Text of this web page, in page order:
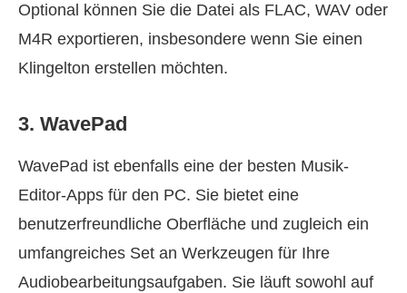
Optional können Sie die Datei als FLAC, WAV oder
M4R exportieren, insbesondere wenn Sie einen
Klingelton erstellen möchten.
3. WavePad
WavePad ist ebenfalls eine der besten Musik-
Editor-Apps für den PC. Sie bietet eine
benutzerfreundliche Oberfläche und zugleich ein
umfangreiches Set an Werkzeugen für Ihre
Audiobearbeitungsaufgaben. Sie läuft sowohl auf